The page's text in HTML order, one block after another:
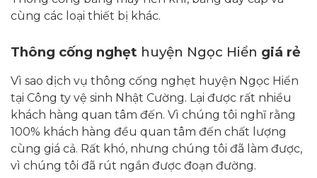
cùng các loại thiết bị khác.
Thông cống nghẹt huyện Ngọc Hiển giá rẻ
Vì sao dịch vụ thông cống nghẹt huyện Ngọc Hiển
tại Công ty vệ sinh Nhật Cường. Lại được rất nhiều
khách hàng quan tâm đến. Vì chúng tôi nghĩ rằng
100% khách hàng đều quan tâm đến chất lượng
cùng giá cả. Rất khó, nhưng chúng tôi đã làm được,
vì chúng tôi đã rút ngắn được đoạn đường.